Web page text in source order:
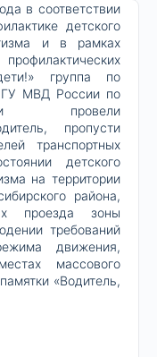
в соответствии
детского
и в рамках
группа по
МВД России по
провели
пропусти
транспортных
детского
на территории
района,
проезда зоны
требований
движения,
массового
«Водитель,